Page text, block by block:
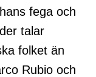
fega och
talar
folket än
Rubio och